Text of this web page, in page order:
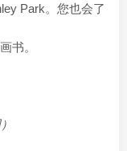
Park。您也会了
书。
）